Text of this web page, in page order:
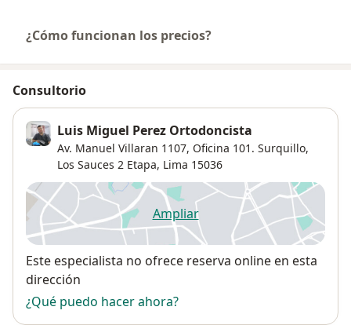
¿Cómo funcionan los precios?
Consultorio
Luis Miguel Perez Ortodoncista
Av. Manuel Villaran 1107, Oficina 101. Surquillo,
Los Sauces 2 Etapa, Lima 15036
Ampliarse abre en una nueva
Disponibilidad
Este especialista no ofrece reserva online en esta
dirección
¿Qué puedo hacer ahora?